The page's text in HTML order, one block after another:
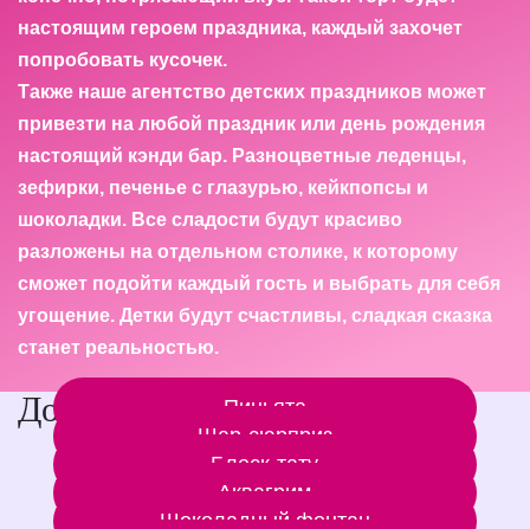
настоящим героем праздника, каждый захочет
попробовать кусочек.
Также наше агентство детских праздников может
привезти на любой праздник или день рождения
настоящий кэнди бар. Разноцветные леденцы,
зефирки, печенье с глазурью, кейкпопсы и
шоколадки. Все сладости будут красиво
разложены на отдельном столике, к которому
сможет подойти каждый гость и выбрать для себя
угощение. Детки будут счастливы, сладкая сказка
станет реальностью.
Дополнительные услуги
Пиньята
Шар-сюрприз
Блеск-тату
Аквагрим
Шоколадный фонтан